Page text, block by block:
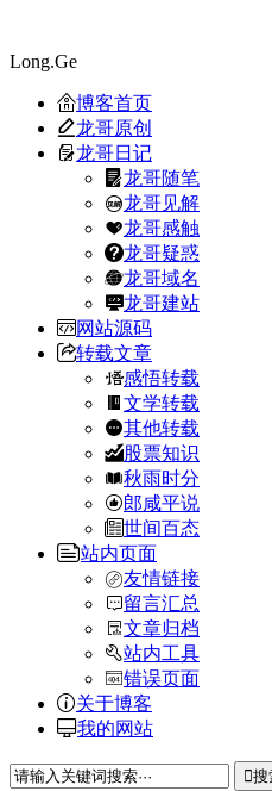
Long.Ge
博客首页
龙哥原创
龙哥日记
龙哥随笔
龙哥见解
龙哥感触
龙哥疑惑
龙哥域名
龙哥建站
网站源码
转载文章
感悟转载
文学转载
其他转载
股票知识
秋雨时分
郎咸平说
世间百态
站内页面
友情链接
留言汇总
文章归档
站内工具
错误页面
关于博客
我的网站
搜